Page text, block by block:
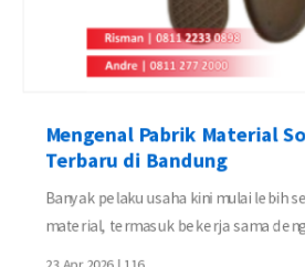
Mengenal Pabrik Material
Terbaru di Bandung
Banyak pelaku usaha kini mulai lebih
material, termasuk bekerja sama
23 Apr 2026 |116